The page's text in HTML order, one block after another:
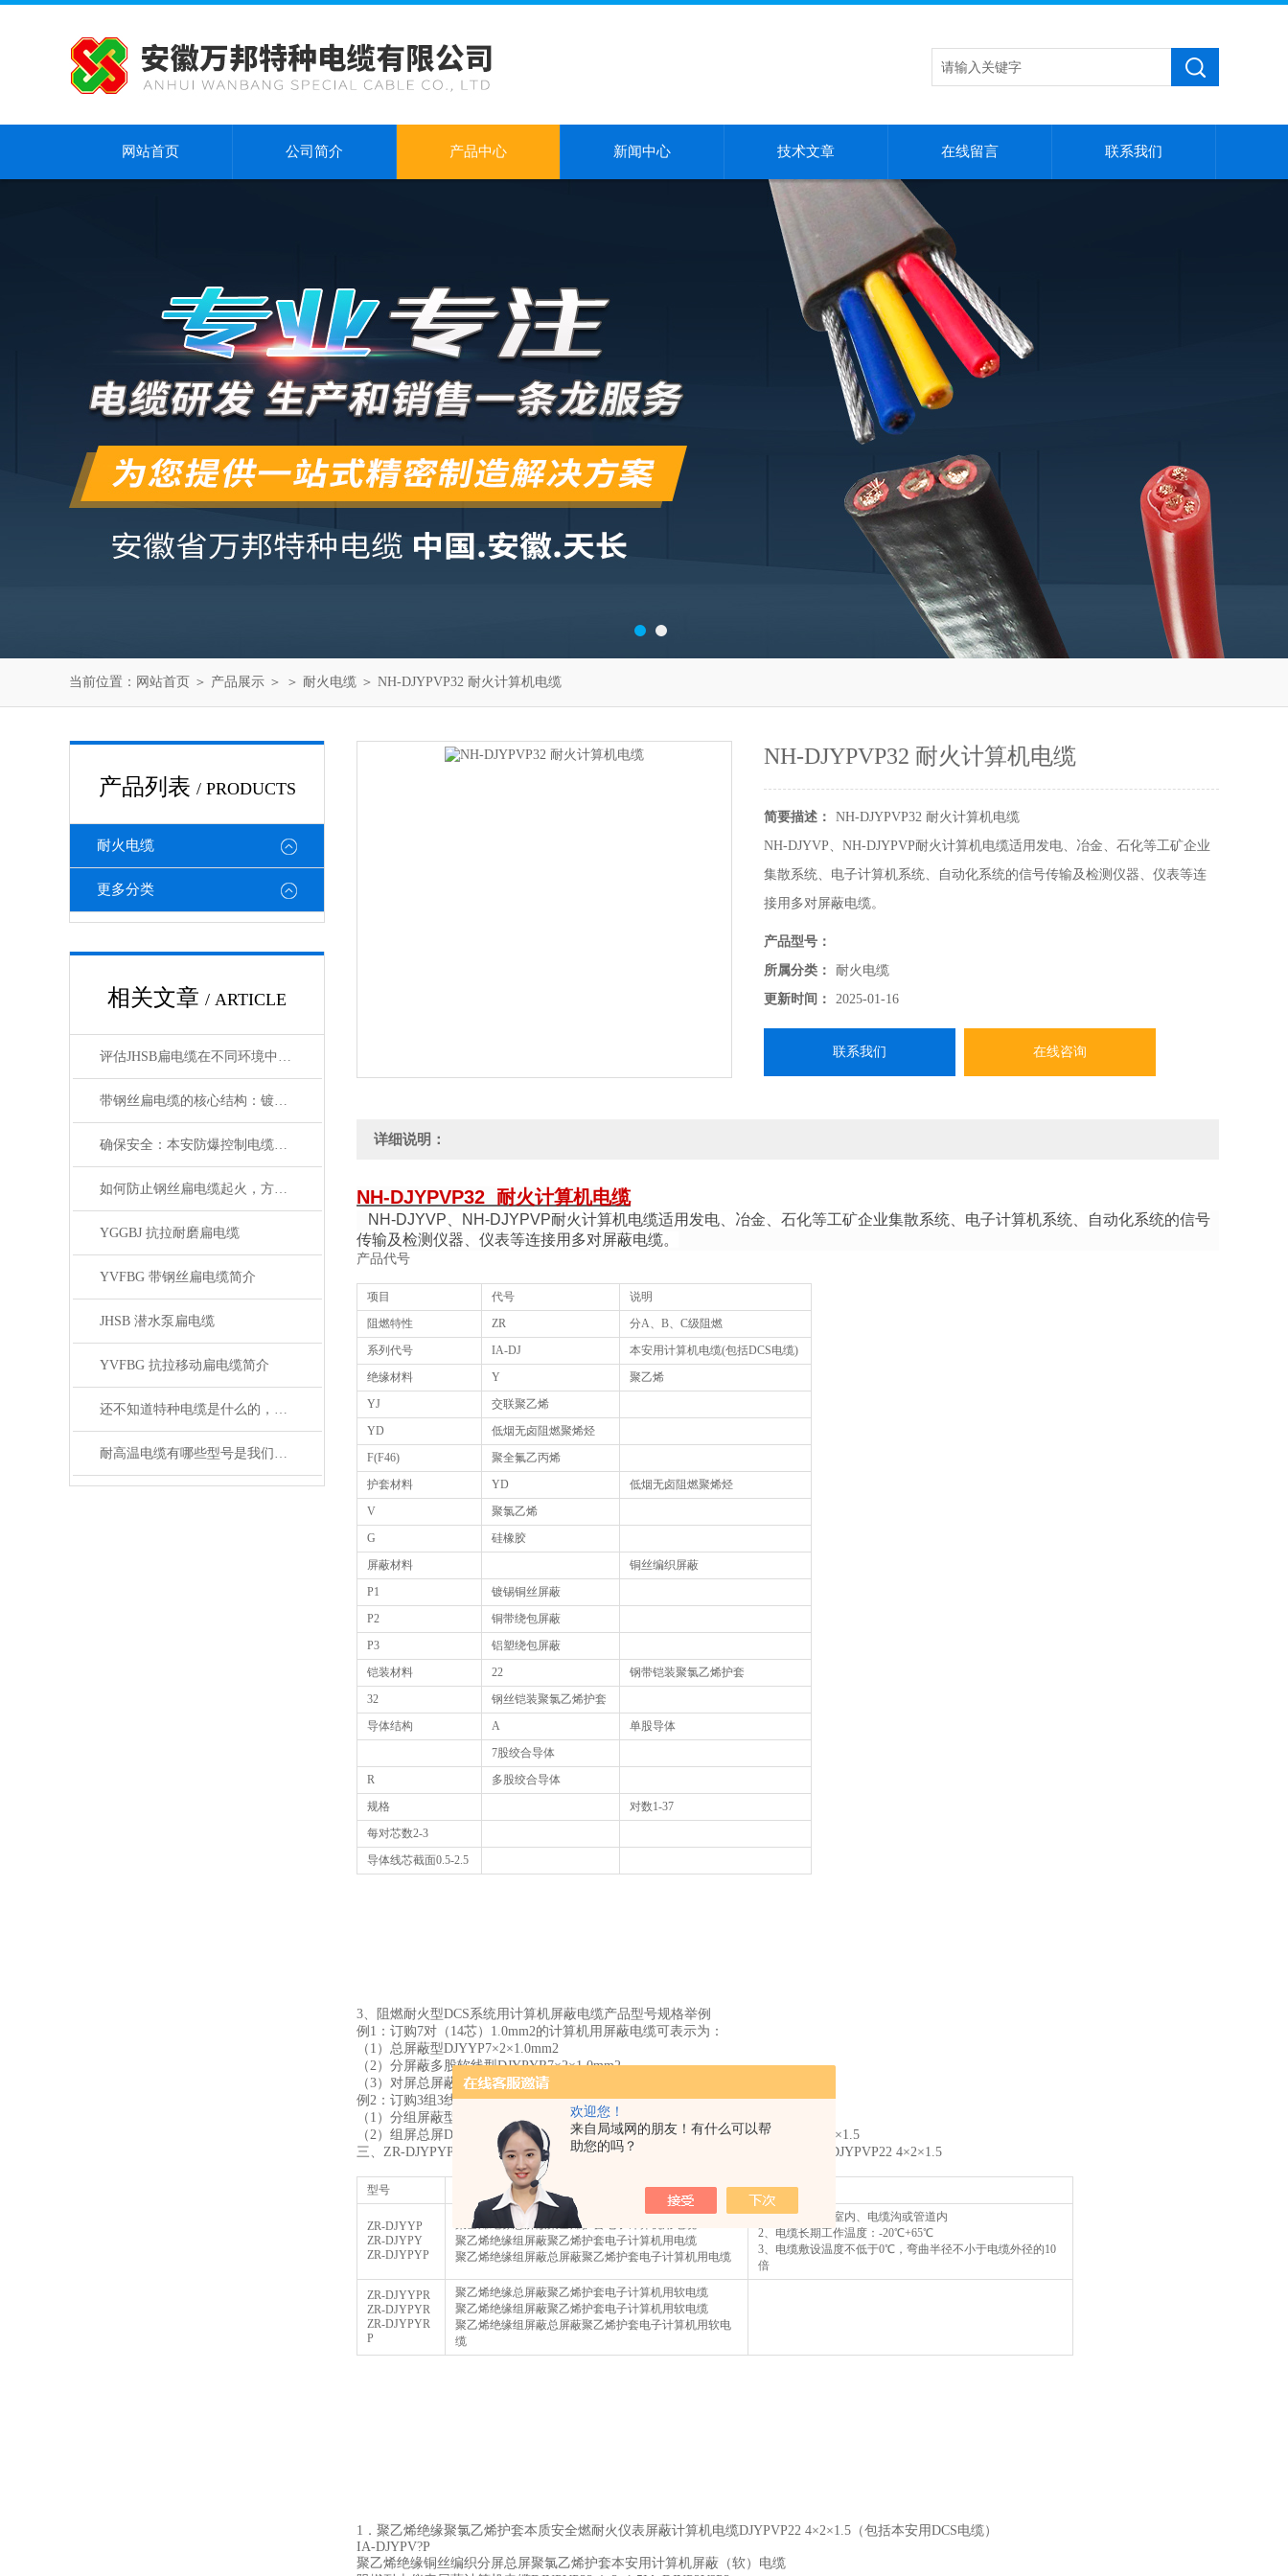
欢迎您！
来自局域网的朋友！有什么可以帮
助您的吗？
网站首页 公司简介 产品中心 新闻中心 技术文章 在线留言 联系我们
当前位置： 网站首页 ＞ 产品展示 ＞ ＞ 耐火电缆 ＞ NH-DJYPVP32 耐火计算机电缆
产品列表 / PRODUCTS
耐火电缆
更多分类
相关文章 / ARTICLE
评估JHSB扁电缆在不同环境中电气性能稳定性
带钢丝扁电缆的核心结构：镀锌钢丝绳的抗拉强化设计
确保安全：本安防爆控制电缆在工业中的重要性
如何防止钢丝扁电缆起火，方法有哪些？
YGGBJ 抗拉耐磨扁电缆
YVFBG 带钢丝扁电缆简介
JHSB 潜水泵扁电缆
YVFBG 抗拉移动扁电缆简介
还不知道特种电缆是什么的，请看这里！
耐高温电缆有哪些型号是我们不知道的
NH-DJYPVP32 耐火计算机电缆
简要描述：
NH-DJYPVP32 耐火计算机电缆
NH-DJYVP、NH-DJYPVP耐火计算机电缆适用发电、冶金、石化等工矿企业
集散系统、电子计算机系统、自动化系统的信号传输及检测仪器、仪表等连
接用多对屏蔽电缆。
产品型号：
所属分类：
耐火电缆
更新时间：
2025-01-16
联系我们 在线咨询
详细说明：
NH-DJYPVP32 耐火计算机电缆
NH-DJYVP、NH-DJYPVP耐火计算机电缆适用发电、冶金、石化等工矿企业集散系统、电子计算机系统、自动化系统的信号
传输及检测仪器、仪表等连接用多对屏蔽电缆。
产品代号
项目 代号
说明
阻燃特性
ZR
分A、B、C级阻燃
系列代号
IA-DJ
本安用计算机电缆(包括DCS电缆)
绝缘材料
Y
聚乙烯
YJ
交联聚乙烯
YD
低烟无卤阻燃聚烯烃
F(F46)
聚全氟乙丙烯
护套材料
YD
低烟无卤阻燃聚烯烃
V
聚氯乙烯
G
硅橡胶
屏蔽材料
铜丝编织屏蔽
P1
镀锡铜丝屏蔽
P2
铜带绕包屏蔽
P3
铝塑绕包屏蔽
铠装材料
22
钢带铠装聚氯乙烯护套
32
钢丝铠装聚氯乙烯护套
导体结构
A
单股导体
7股绞合导体
R
多股绞合导体
规格
对数1-37
每对芯数2-3
导体线芯截面0.5-2.5
3、阻燃耐火型DCS系统用计算机屏蔽电缆产品型号规格举例
例1：订购7对（14芯）1.0mm2的计算机用屏蔽电缆可表示为：
（1）总屏蔽型DJYYP7×2×1.0mm2
（2）分屏蔽多股软线型DJYPYR7×2×1.0mm2
（3）对屏总屏蔽型DJYPYP7×2×1.0mm2
例2：订购3组3线芯（9芯）0.75mm2的计算机用屏蔽电缆可表示为：
（1）分组屏蔽型DJYPY3×3×0.75mm2
（2）组屏总屏DJYPYP3×3×0.75mm2阻燃耐火仪表屏蔽计算机电缆DJYPVP22 4×2×1.5
三、ZR-DJYPYP22计算机电缆型号名称及使用范围阻燃耐火仪表屏蔽计算机电缆DJYPVP22 4×2×1.5
型号 使用范围
ZR-DJYYP
ZR-DJYPY
ZR-DJYPYP
聚乙烯绝缘总屏蔽聚乙烯护套电子计算机用电缆
聚乙烯绝缘组屏蔽聚乙烯护套电子计算机用电缆
聚乙烯绝缘组屏蔽总屏蔽聚乙烯护套电子计算机用电缆
1、固定敷设在室内、电缆沟或管道内
2、电缆长期工作温度：-20℃+65℃
3、电缆敷设温度不低于0℃，弯曲半径不小于电缆外径的10
倍
ZR-DJYYPR
ZR-DJYPYR
ZR-DJYPYR
P
聚乙烯绝缘总屏蔽聚乙烯护套电子计算机用软电缆
聚乙烯绝缘组屏蔽聚乙烯护套电子计算机用软电缆
聚乙烯绝缘组屏蔽总屏蔽聚乙烯护套电子计算机用软电
缆
1．聚乙烯绝缘聚氯乙烯护套本质安全燃耐火仪表屏蔽计算机电缆DJYPVP22 4×2×1.5（包括本安用DCS电缆）
IA-DJYPV?P
聚乙烯绝缘铜丝编织分屏总屏聚氯乙烯护套本安用计算机屏蔽（软）电缆